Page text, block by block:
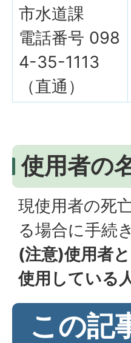
市水道課
電話番号 098
4-35-1113
（直通）
使用者の
現使用者の死
る場合に手続
(注意)使用者
使用している
この記